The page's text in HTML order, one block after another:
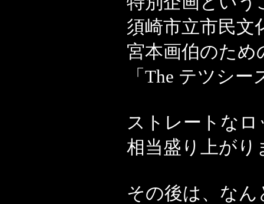
須崎市立市民文
宮本画伯のた
「The テツシ
ストレートな
相当盛り上がり
その後は、な